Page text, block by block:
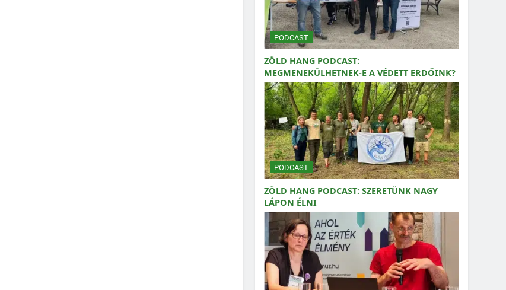
PODCAST
ZÖLD HANG PODCAST:
MEGMENEKÜLHETNEK-E A VÉDETT ERDŐINK?
PODCAST
ZÖLD HANG PODCAST: SZERETÜNK NAGY
LÁPON ÉLNI